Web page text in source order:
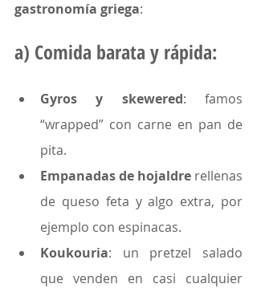
gastronomía griega:
a) Comida barata y rápida:
Gyros y skewered: famos
“wrapped” con carne en pan de
pita.
Empanadas de hojaldre rellenas
de queso feta y algo extra, por
ejemplo con espinacas.
Koukouria: un pretzel salado
que venden en casi cualquier